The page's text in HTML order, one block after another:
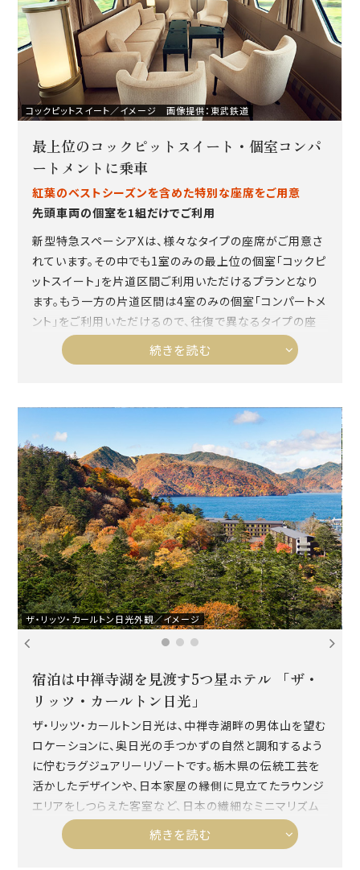
コックピットスイート／イメージ 画像提供：東武鉄道
最上位のコックピットスイート・個室コンパ
ートメントに乗車
紅葉のベストシーズンを含めた特別な座席をご用意
先頭車両の個室を1組だけでご利用
新型特急スペーシアXは、様々なタイプの座席がご用意さ
れています。その中でも1室のみの最上位の個室「コックピ
ットスイート」を片道区間ご利用いただけるプランとなり
ます。もう一方の片道区間は4室のみの個室「コンパートメ
ント」をご利用いただけるので、往復で異なるタイプの座
席をお楽しみいただけるプランとなります。
※コックピットスイートは東武日光駅（鬼怒川温泉駅）に
続きを読む
ザ・リッツ・カールトン日光外観／イメージ
宿泊は中禅寺湖を見渡す5つ星ホテル 「ザ・
リッツ・カールトン日光」
ザ・リッツ・カールトン日光は、中禅寺湖畔の男体山を望む
ロケーションに、奥日光の手つかずの自然と調和するよう
に佇むラグジュアリーリゾートです。栃木県の伝統工芸を
活かしたデザインや、日本家屋の縁側に見立てたラウンジ
エリアをしつらえた客室など、日本の繊細なミニマリズム
をいたるところに体現しています。ザ・リッツ・カールトンブ
ランドでは初となる温泉施設を有し、露天風呂では心地よ
続きを読む